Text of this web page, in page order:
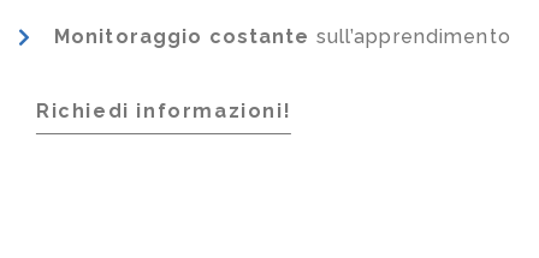
Monitoraggio costante sull’apprendimento
Richiedi informazioni!